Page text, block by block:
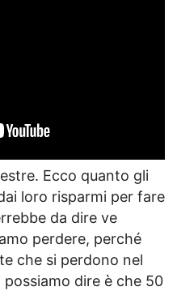
Ecco quanto gli
loro risparmi per fare
da dire ve
perdere, perché
che si perdono nel
possiamo dire è che 50